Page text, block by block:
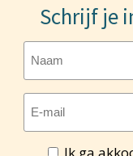
Schrijf je
Naam
E-
mailadres(Vereist)